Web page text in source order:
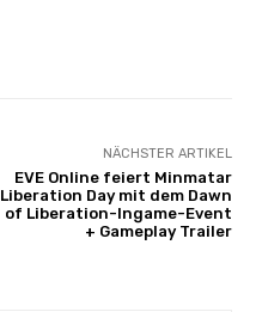
NÄCHSTER ARTIKEL
EVE Online feiert Minmatar
Liberation Day mit dem Dawn
of Liberation-Ingame-Event
+ Gameplay Trailer